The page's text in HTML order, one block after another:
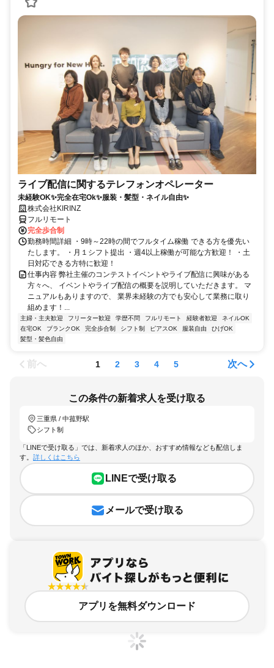
ライブ配信に関するテレフォンオペレーター
未経験OK✨完全在宅Ok✨服装・髪型・ネイル自由✨
株式会社KIRINZ
フルリモート
完全歩合制
勤務時間詳細 ・9時～22時の間でフルタイム稼働 できる方を優先い
たします。 ・月１シフト提出 ・週4以上稼働が可能な方歓迎！ ・土
日対応できる方特に歓迎！
仕事内容 弊社主催のコンテストイベントやライブ配信に興味がある
方々へ、 イベントやライブ配信の概要を説明していただきます。 マ
ニュアルもありますので、 業界未経験の方でも安心して業務に取り
組めます！...
主婦・主夫歓迎 フリーター歓迎 学歴不問 フルリモート 経験者歓迎
ネイルOK
在宅OK
ブランクOK 完全歩合制 シフト制 ピアスOK 服装自由
ひげOK
髪型・髪色自由
前へ 1 2 3 4 5 次へ
この条件の新着求人を受け取る
三重県 / 中菰野駅
シフト制
「LINEで受け取る」では、新着求人のほか、おすすめ情報なども配信しま
す。 詳しくはこちら
LINEで受け取る
メールで受け取る
アプリを無料ダウンロード